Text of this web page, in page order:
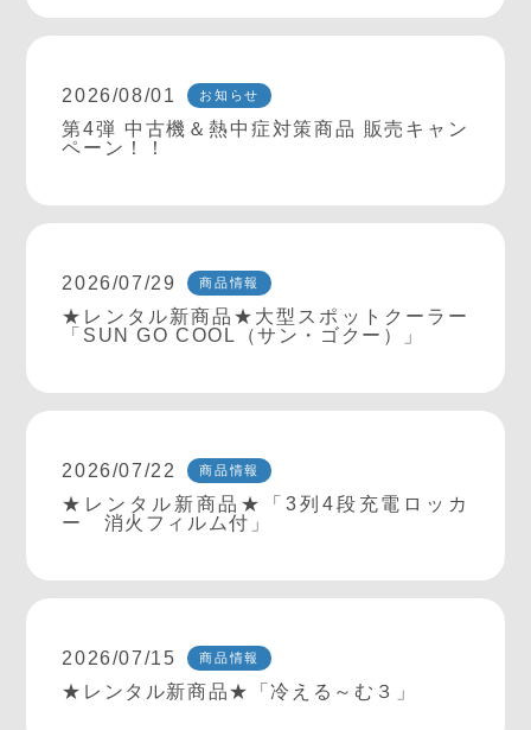
2026/08/01 お知らせ
第4弾 中古機＆熱中症対策商品 販売キャン
ペーン！！
2026/07/29 商品情報
★レンタル新商品★大型スポットクーラー
「SUN GO COOL（サン・ゴクー）」
2026/07/22 商品情報
★レンタル新商品★「3列4段充電ロッカ
ー 消火フィルム付」
2026/07/15 商品情報
★レンタル新商品★「冷える～む３」